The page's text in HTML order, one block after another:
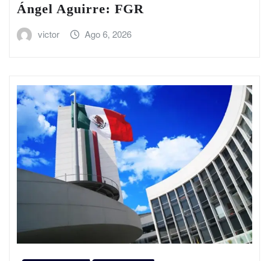
Ángel Aguirre: FGR
victor Ago 6, 2026